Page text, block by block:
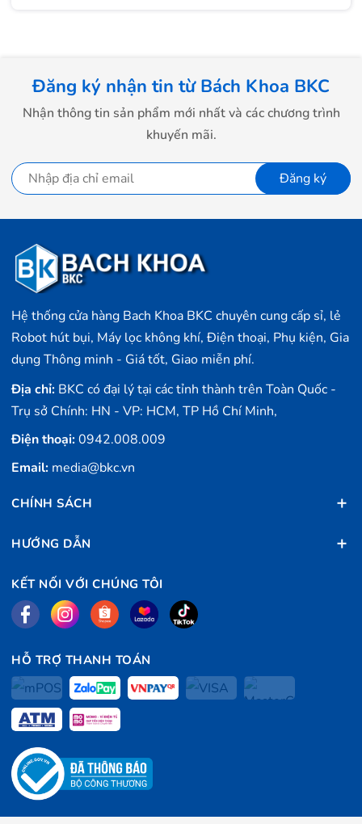
Đăng ký nhận tin từ Bách Khoa BKC
Nhận thông tin sản phẩm mới nhất và các chương trình
khuyến mãi.
Đăng ký
Hệ thống cửa hàng Bach Khoa BKC chuyên cung cấp sỉ, lẻ
Robot hút bụi, Máy lọc không khí, Điện thoại, Phụ kiện, Gia
dụng Thông minh - Giá tốt, Giao miễn phí.
Địa chỉ: BKC có đại lý tại các tỉnh thành trên Toàn Quốc -
Trụ sở Chính: HN - VP: HCM, TP Hồ Chí Minh,
Điện thoại:0942.008.009
Email: media@bkc.vn
CHÍNH SÁCH
HƯỚNG DẪN
KẾT NỐI VỚI CHÚNG TÔI
HỖ TRỢ THANH TOÁN